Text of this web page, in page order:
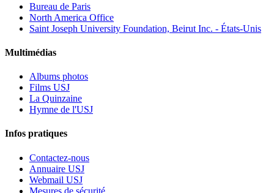
Bureau de Paris
North America Office
Saint Joseph University Foundation, Beirut Inc. - États-Unis
Multimédias
Albums photos
Films USJ
La Quinzaine
Hymne de l'USJ
Infos pratiques
Contactez-nous
Annuaire USJ
Webmail USJ
Mesures de sécurité